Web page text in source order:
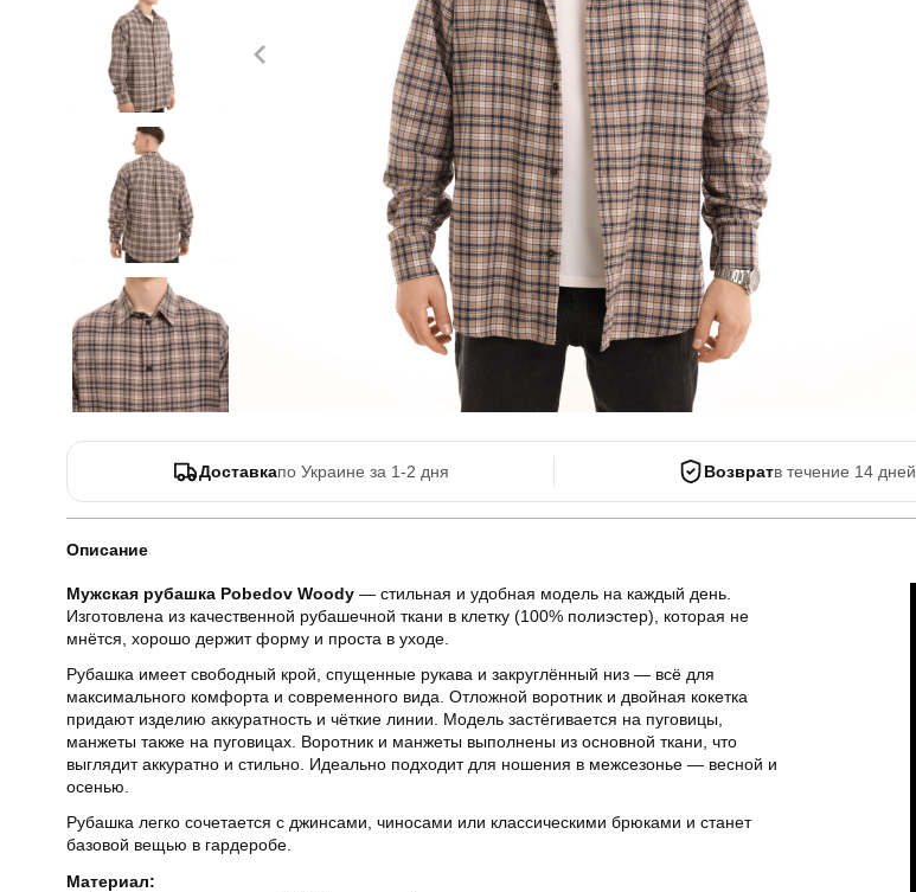
Літні комплекти
Комбінезони
Спортивні
костюми
Кежуал
Доставкапо Украине за 1-2 дня Возвратв течение 14 дней
Описание
Мужская рубашка Pobedov Woody — стильная и удобная модель на каждый день.
Изготовлена из качественной рубашечной ткани в клетку (100% полиэстер), которая не
мнётся, хорошо держит форму и проста в уходе.
Рубашка имеет свободный крой, спущенные рукава и закруглённый низ — всё для
максимального комфорта и современного вида. Отложной воротник и двойная кокетка
придают изделию аккуратность и чёткие линии. Модель застёгивается на пуговицы,
манжеты также на пуговицах. Воротник и манжеты выполнены из основной ткани, что
выглядит аккуратно и стильно. Идеально подходит для ношения в межсезонье — весной и
осенью.
Рубашка легко сочетается с джинсами, чиносами или классическими брюками и станет
базовой вещью в гардеробе.
Материал: